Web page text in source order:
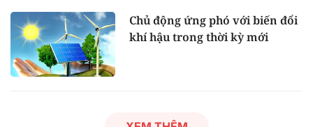
Chủ động ứng phó với biến đổi
khí hậu trong thời kỳ mới